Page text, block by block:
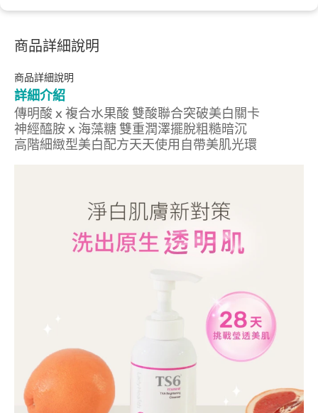
商品詳細說明
商品詳細說明
詳細介紹
傳明酸 x 複合水果酸 雙酸聯合突破美白關卡
神經醯胺 x 海藻糖 雙重潤澤擺脫粗糙暗沉
高階細緻型美白配方天天使用自帶美肌光環